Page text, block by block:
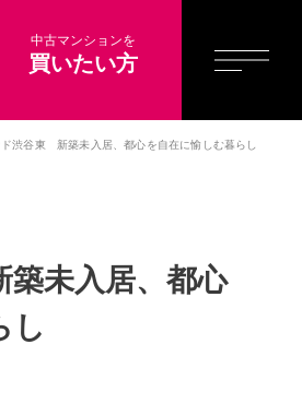
中古マンションを
買いたい方
渋谷東 新築未入居、都心を自在に愉しむ暮らし
未入居、都心
し